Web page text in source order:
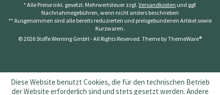
* Alle Preise inkl. gesetzl. Mehrwertsteuer zzgl. Versandkosten und ggf.
Nachnahmegebühren, wenn nicht anders beschrieben
** Ausgenommen sind alle bereits reduzierten und preisgebundenen Artikel sowie
Kurzwaren.
© 2026 Stoffe Werning GmbH - All Rights Reserved. Theme byThemeWare®
Diese Website benutzt Cookies, die für den technischen Betrieb
der Website erforderlich sind und stets gesetzt werden. Andere